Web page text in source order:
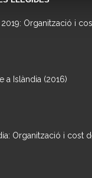
Organització i
a Islàndia (2016)
Organització i cost